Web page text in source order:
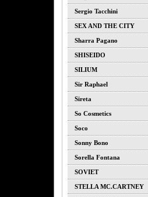
Sergio Tacchini
SEX AND THE CITY
Sharra Pagano
SHISEIDO
SILIUM
Sir Raphael
Sireta
So Cosmetics
Soco
Sonny Bono
Sorella Fontana
SOVIET
STELLA MC.CARTNEY